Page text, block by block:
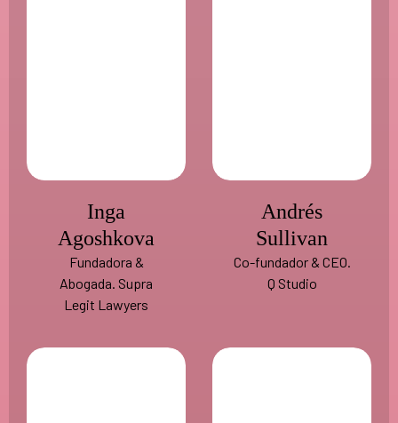
Inga
Agoshkova
Fundadora &
Abogada. Supra
Legit Lawyers
Andrés
Sullivan
Co-fundador & CEO.
Q Studio